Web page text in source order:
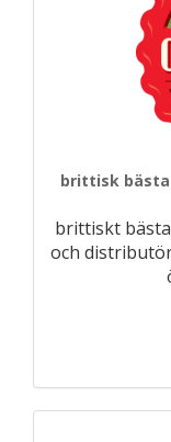
brittisk
brittiskt
och